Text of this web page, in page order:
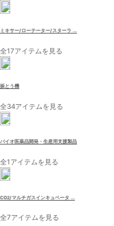
ミキサー/ローテーター/スターラ ...
全17アイテムを見る
振とう機
全34アイテムを見る
バイオ医薬品開発・生産用支援製品
全1アイテムを見る
CO2/マルチガスインキュベータ ...
全7アイテムを見る